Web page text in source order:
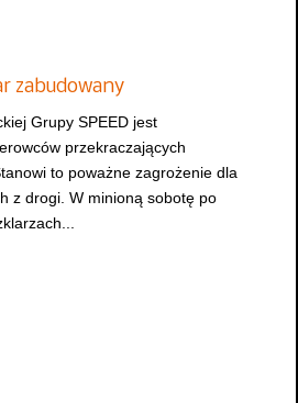
zabudowany
Grupy SPEED jest
przekraczających
to poważne zagrożenie dla
z drogi. W minioną sobotę po